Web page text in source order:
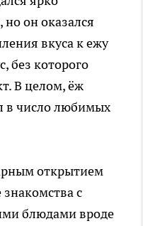
он оказался
вкуса к ежу
без которого
В целом, ёж
в число любимых
открытием
знакомства с
блюдами вроде